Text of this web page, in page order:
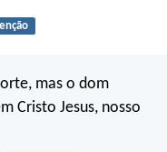
mas o dom
Cristo Jesus, nosso